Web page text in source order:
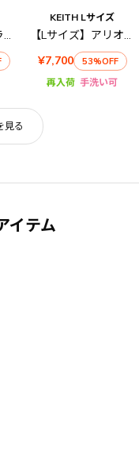
【Lサイズ】ビエラワッシャーブラウス
KEITH Lサイズ
【Lサイズ】アリオリティ天竺カットソー
¥7,700
53%OFF
再入荷 手洗い可
見る
イテム